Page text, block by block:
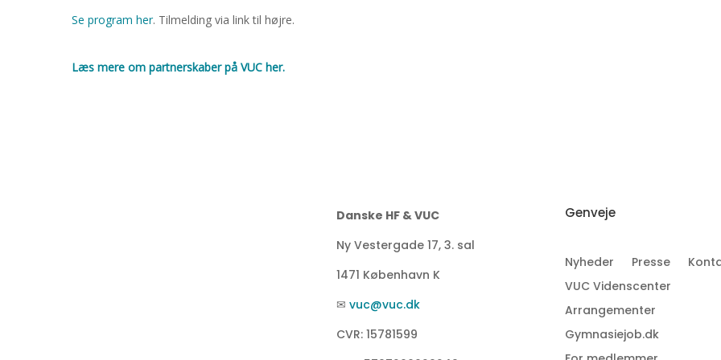
Se program her. Tilmelding via link til højre.
Læs mere om partnerskaber på VUC her.
Danske HF & VUC
Ny Vestergade 17, 3. sal
1471 København K
✉ vuc@vuc.dk
CVR: 15781599
Genveje
Nyheder Presse
VUC Videnscenter
Arrangementer
Gymnasiejob.dk